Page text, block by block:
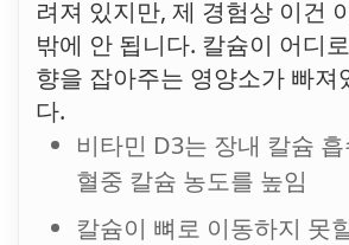
려져 있지만, 제 경험상 이건
밖에 안 됩니다. 칼슘이 어디
향을 잡아주는 영양소가 빠져
다.
비타민 D3는 장내 칼슘
혈중 칼슘 농도를 높임
칼슘이 뼈로 이동하지 못